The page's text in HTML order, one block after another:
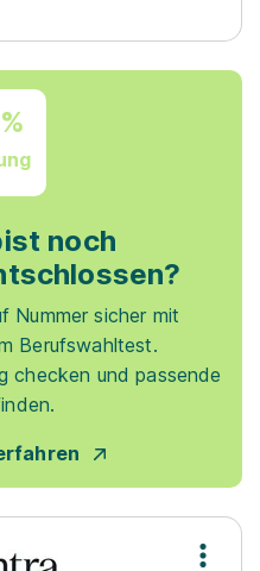
noch
Nummer sicher mit
Berufswahltest.
checken und passende